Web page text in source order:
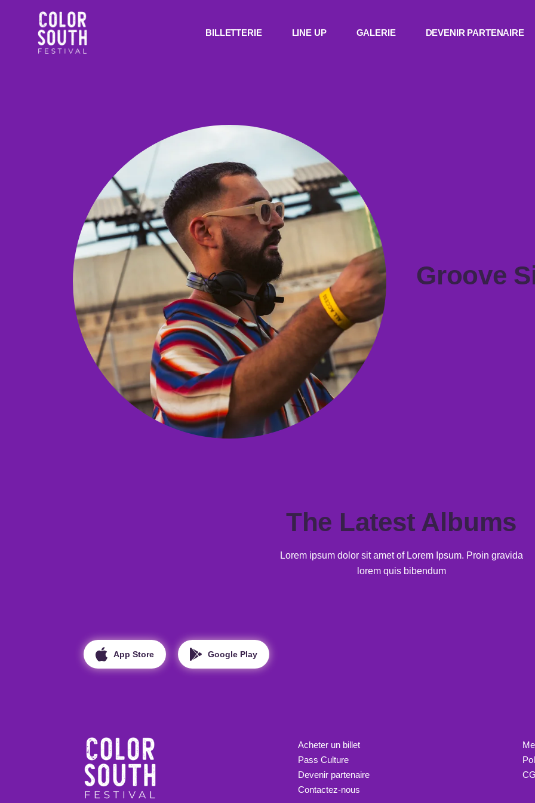
BILLETTERIE LINE UP GALERIE DEVENIR PARTENAIRE
Groove
The Latest Albums
Lorem ipsum dolor sit amet of Lorem Ipsum. Proin gravida
lorem quis bibendum
App Store Google Play
Acheter un billet
Pass Culture
Devenir partenaire
Contactez-nous